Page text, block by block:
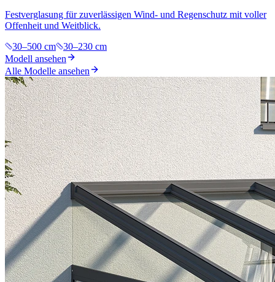
Festverglasung für zuverlässigen Wind- und Regenschutz mit voller
Offenheit und Weitblick.
30–500 cm
30–230 cm
Modell ansehen
Alle Modelle ansehen